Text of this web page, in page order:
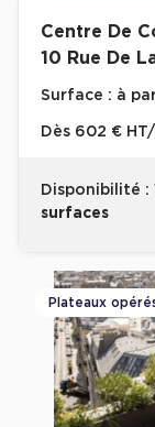
Centre De
10 Rue De
Surface : à
Dès 602 €
Disponibilité :
surfaces
Plateaux